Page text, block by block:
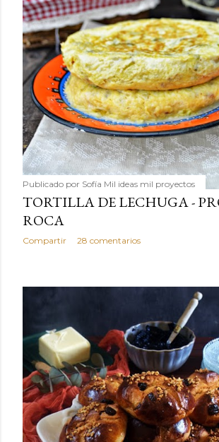
Publicado por Sofía Mil ideas mil proyectos
TORTILLA DE LECHUGA -
ROCA
Compartir 28 comentarios